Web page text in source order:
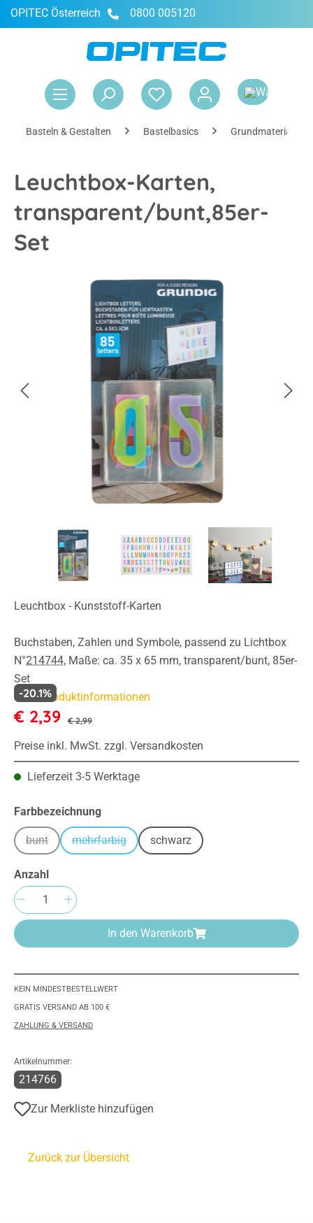
springen
OPITEC Österreich 0800 005120
Basteln & Gestalten Bastelbasics Grundmaterialien
Leuchtbox-Karten,
transparent/bunt,85er-
Set
Bildergalerie überspringen
Leuchtbox - Kunststoff-Karten
Buchstaben, Zahlen und Symbole, passend zu Lichtbox
N°214744, Maße: ca. 35 x 65 mm, transparent/bunt, 85er-
Set
Mehr Produktinformationen
€ 2,39 € 2,99
-20.1%
Preise inkl. MwSt. zzgl. Versandkosten
Lieferzeit 3-5 Werktage
Farbbezeichnungauswählen
bunt(Diese Option ist zurzeit nicht verfügbar.)
mehrfarbig(Diese Option ist zurzeit nicht verfügbar.)
schwarz
Anzahl
Produkt Anzahl: Gib den gewünschten
In den Warenkorb
KEIN MINDESTBESTELLWERT
GRATIS VERSAND AB 100 €
ZAHLUNG & VERSAND
Artikelnummer:
214766
Zur Merkliste hinzufügen
Zurück zur Übersicht